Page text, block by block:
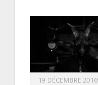
19 DÉCEMBRE 2016